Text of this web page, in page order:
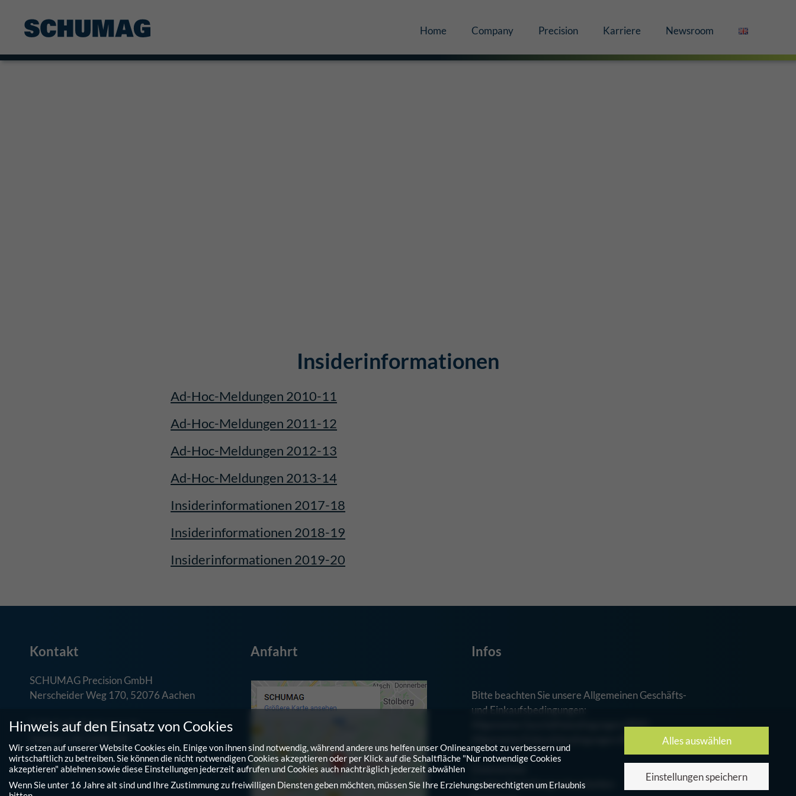
Home Company Precision Karriere Newsroom
Insiderinformationen
Ad-Hoc-Meldungen 2010-11
Ad-Hoc-Meldungen 2011-12
Ad-Hoc-Meldungen 2012-13
Ad-Hoc-Meldungen 2013-14
Insiderinformationen 2017-18
Insiderinformationen 2018-19
Insiderinformationen 2019-20
Kontakt
SCHUMAG Precision GmbH
Nerscheider Weg 170, 52076 Aachen
E-Mail: info@schumag.de
Anfahrt Infos
Bitte beachten Sie unsere Allgemeinen Geschäfts-
und Einkaufsbedingungen:
Allgemeine Geschäftsbedingungen (PDF)
Cookie-Einstellungen bearbeiten
Hinweis auf den Einsatz von Cookies
Wir setzen auf unserer Website Cookies ein. Einige von ihnen sind notwendig, während andere uns helfen unser Onlineangebot zu verbessern und
wirtschaftlich zu betreiben. Sie können die nicht notwendigen Cookies akzeptieren oder per Klick auf die Schaltfläche "Nur notwendige Cookies
akzeptieren" ablehnen sowie diese Einstellungen jederzeit aufrufen und Cookies auch nachträglich jederzeit abwählen
Wenn Sie unter 16 Jahre alt sind und Ihre Zustimmung zu freiwilligen Diensten geben möchten, müssen Sie Ihre Erziehungsberechtigten um Erlaubnis
Alles auswählen
Einstellungen speichern